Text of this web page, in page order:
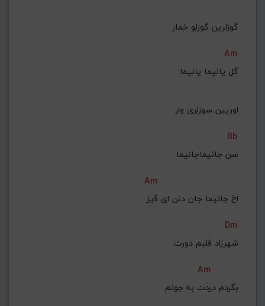
گوزلرین گوزلو خمار
Am
گل یانیما یانیما
اوریین سوزلری وار
Bb
سن جانیماجانیما
Am
اخ جانیما جان دنن ای قیز
Dm
شهرزاد قلبم دورت
Am
بگردم دردت به جونم